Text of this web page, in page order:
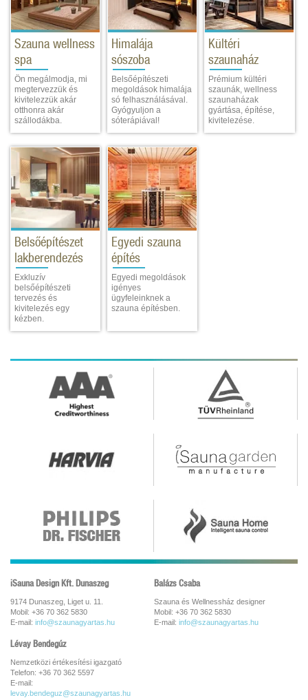
Szauna wellness
spa
Ön megálmodja, mi
megtervezzük és
kivitelezzük akár
otthonra akár
szállodákba.
Himalája
sószoba
Belsőépítészeti
megoldások himalája
só felhasználásával.
Gyógyuljon a
sóterápiával!
Kültéri
szaunaház
Prémium kültéri
szaunák, wellness
szaunaházak
gyártása, építése,
kivitelezése.
Belsőépítészet
lakberendezés
Exkluzív
belsőépítészeti
tervezés és
kivitelezés egy
kézben.
Egyedi szauna
építés
Egyedi megoldások
igényes
ügyfeleinknek a
szauna építésben.
iSauna Design Kft. Dunaszeg
9174 Dunaszeg, Liget u. 11.
Mobil: +36 70 362 5830
E-mail: info@szaunagyartas.hu
Balázs Csaba
Szauna és Wellnessház designer
Mobil: +36 70 362 5830
E-mail: info@szaunagyartas.hu
Lévay Bendegúz
Nemzetközi értékesítési igazgató
Telefon: +36 70 362 5597
E-mail:
levay.bendeguz@szaunagyartas.hu